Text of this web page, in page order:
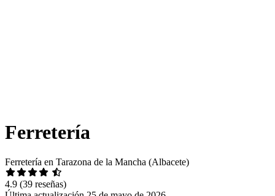
Ferretería
Ferretería en Tarazona de la Mancha (Albacete)
4.9 (39 reseñas)